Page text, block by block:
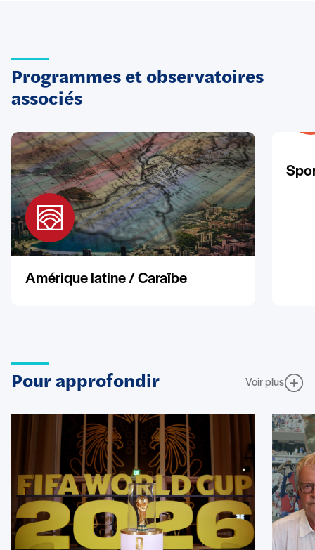
Programmes et observatoires
associés
Amérique latine / Caraïbe
Pour approfondir Voir plus